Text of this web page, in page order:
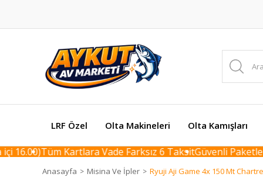
LRF Özel Olta Makineleri Olta Kamışları
Tüm Kartlara Vade Farksız 6 TaksitGüvenli
Anasayfa Misina Ve İpler Ryuji Aji Game 4x 150 Mt